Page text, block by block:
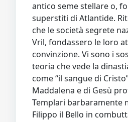
antico seme stellare o,
superstiti di Atlantide.
che le società segrete
Vril, fondassero le loro
convinzione. Vi sono i
teoria che vede la
come “il sangue di
Maddalena e di Gesù
Templari barbaramente
Filippo il Bello in